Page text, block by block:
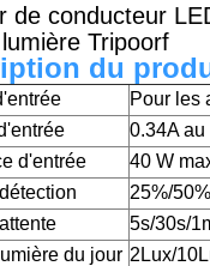
de conducteur
Tripoorf
du
Pour les
0.34A
d'entrée
40 W
25%/
5s/30s/
du jour 2Lux/